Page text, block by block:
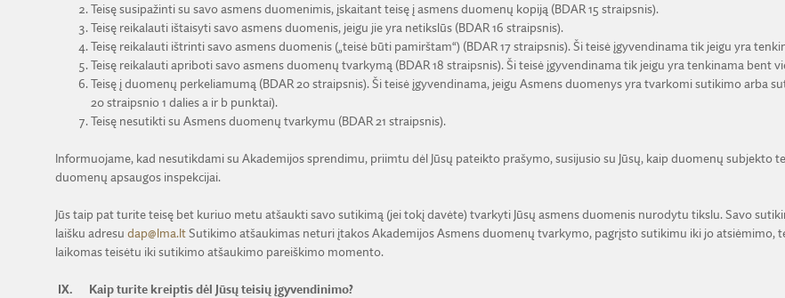
Teisę susipažinti su savo asmens duomenimis, įskaitant teisę į asmens duomenų kopiją (BDAR 15 straipsnis).
Teisę reikalauti ištaisyti savo asmens duomenis, jeigu jie yra netikslūs (BDAR 16 straipsnis).
Teisę reikalauti ištrinti savo asmens duomenis („teisė būti pamirštam“) (BDAR 17 straipsnis). Ši teisė įgyvendinama tik jeigu yra
Teisę reikalauti apriboti savo asmens duomenų tvarkymą (BDAR 18 straipsnis). Ši teisė įgyvendinama tik jeigu yra tenkinama bent
Teisę į duomenų perkeliamumą (BDAR 20 straipsnis). Ši teisė įgyvendinama, jeigu Asmens duomenys yra tvarkomi sutikimo arba
20 straipsnio 1 dalies a ir b punktai).
Teisę nesutikti su Asmens duomenų tvarkymu (BDAR 21 straipsnis).
Informuojame, kad nesutikdami su Akademijos sprendimu, priimtu dėl Jūsų pateikto prašymo, susijusio su Jūsų, kaip duomenų subjekto
duomenų apsaugos inspekcijai.
Jūs taip pat turite teisę bet kuriuo metu atšaukti savo sutikimą (jei tokį davėte) tvarkyti Jūsų asmens duomenis nurodytu tikslu. Savo
laišku adresu dap@lma.lt Sutikimo atšaukimas neturi įtakos Akademijos Asmens duomenų tvarkymo, pagrįsto sutikimu iki jo atsiėmimo,
laikomas teisėtu iki sutikimo atšaukimo pareiškimo momento.
IX. Kaip turite kreiptis dėl Jūsų teisių įgyvendinimo?